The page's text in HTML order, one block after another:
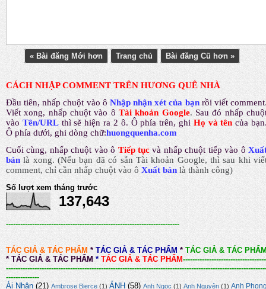
« Bài đăng Mới hơn Trang chủ Bài đăng Cũ hơn »
CÁCH NHẬP COMMENT TRÊN HƯƠNG QUÊ NHÀ
Đầu tiên, nhấp chuột vào ô Nhập nhận xét của bạn rồi viết comment
Viết xong, nhấp chuột vào ô Tài khoản Google. Sau đó nhấp
vào Tên/URL thì sẽ hiện ra 2 ô. Ô phía trên, ghi Họ và tên của
Ô phía dưới, ghi dòng chữ:huongquenha.com
Cuối cùng, nhấp chuột vào ô Tiếp tục và nhấp chuột tiếp vào ô
bản là xong.(Nếu bạn đã có sẵn Tài khoản Google, thì sau khi
comment, chỉ cần nhấp chuột vào ô Xuất bản là thành công)
Số lượt xem tháng trước
137,643
-------------------------------------------------------------------------
TÁC GIẢ & TÁC PHẨM * TÁC GIẢ & TÁC PHẨM * TÁC GIẢ & TÁC
* TÁC GIẢ & TÁC PHẨM * TÁC GIẢ & TÁC PHẨM-----------------------------------
--------------
Ái Nhân (21) Ambrose Bierce (1) ẢNH (58) Anh Ngọc (1) Anh Nguyên (1) Anh